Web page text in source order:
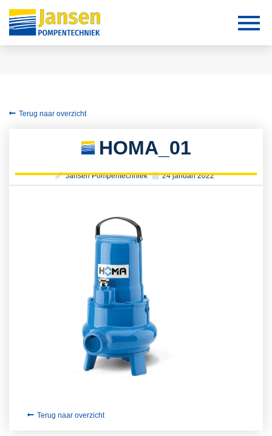
Terug naar overzicht
HOMA_01
Jansen Pompentechniek 24 januari 2022
Terug naar overzicht